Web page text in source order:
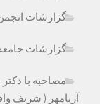
گزارشات
گزارشات جامعه
مصاحبه با
آریامهر ( شریف